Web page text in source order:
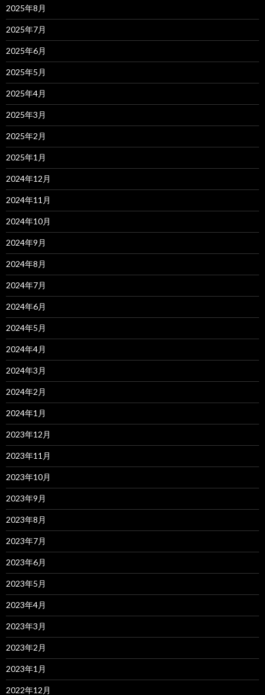
2025年8月
2025年7月
2025年6月
2025年5月
2025年4月
2025年3月
2025年2月
2025年1月
2024年12月
2024年11月
2024年10月
2024年9月
2024年8月
2024年7月
2024年6月
2024年5月
2024年4月
2024年3月
2024年2月
2024年1月
2023年12月
2023年11月
2023年10月
2023年9月
2023年8月
2023年7月
2023年6月
2023年5月
2023年4月
2023年3月
2023年2月
2023年1月
2022年12月